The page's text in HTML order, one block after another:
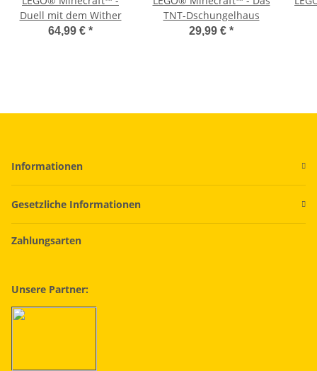
Duell mit dem Wither
64,99 € *
TNT-Dschungelhaus
29,99 € *
Informationen
Gesetzliche Informationen
Zahlungsarten
Unsere Partner: